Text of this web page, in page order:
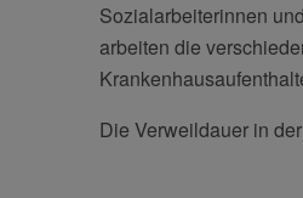
Sozialarbeiterinnen
arbeiten die
Die Verweildauer in